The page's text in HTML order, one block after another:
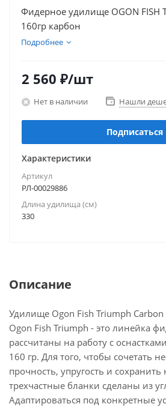
Фидерное удилище OGON FISH
160гр карбон
Подробнее
2 560 ₽/шт
Нет в наличии Нашли
Подписаться
Характеристики
Артикул
РЛ-00029886
Длина удилища (см)
330
Описание
Удилище Ogon Fish Triumph Carbon
Ogon Fish Triumph - это линейка
рассчитаны на работу с
160 гр. Для того, чтобы сочетать
прочность, упругость и
трехчастные бланки сделаны из
Адаптироваться под конкретные